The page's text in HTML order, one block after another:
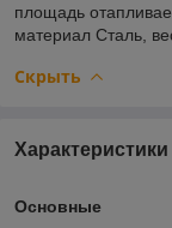
площадь
материал Сталь,
Скрыть
Характеристики
Основные